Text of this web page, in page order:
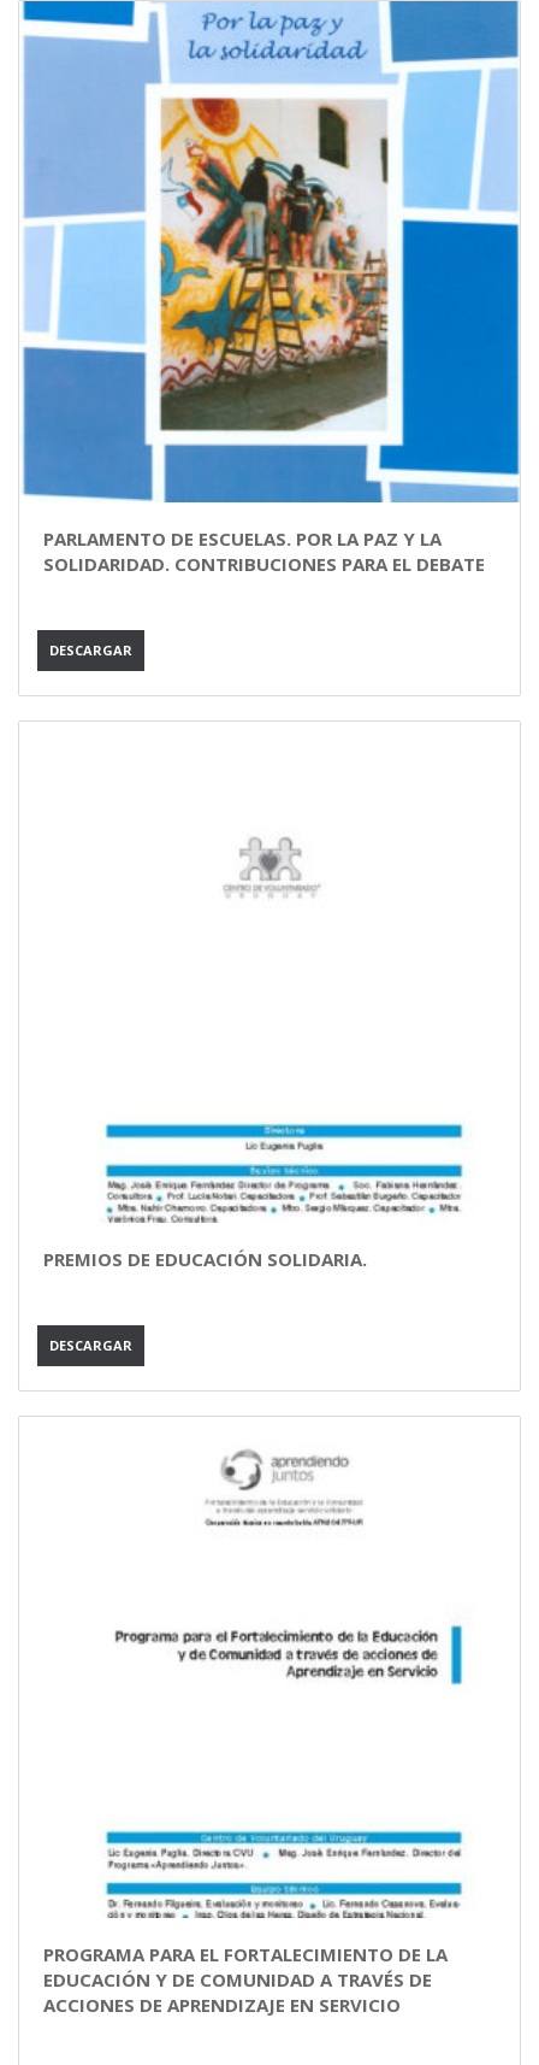
PARLAMENTO DE ESCUELAS. POR LA PAZ Y LA
SOLIDARIDAD. CONTRIBUCIONES PARA EL DEBATE
DESCARGAR
PREMIOS DE EDUCACIÓN SOLIDARIA.
DESCARGAR
PROGRAMA PARA EL FORTALECIMIENTO DE LA
EDUCACIÓN Y DE COMUNIDAD A TRAVÉS DE
ACCIONES DE APRENDIZAJE EN SERVICIO